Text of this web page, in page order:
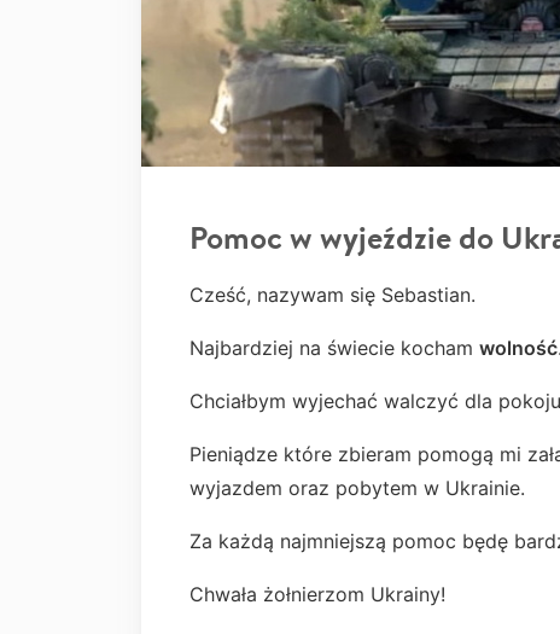
Pomoc w wyjeździe do
Cześć, nazywam się Sebastian.
Najbardziej na świecie kocham wolność.
Chciałbym wyjechać walczyć dla
Pieniądze które zbieram pomogą mi
wyjazdem oraz pobytem w Ukrainie.
Za każdą najmniejszą pomoc będę
Chwała żołnierzom Ukrainy!